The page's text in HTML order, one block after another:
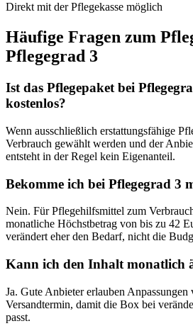
Direkt mit der Pflegekasse möglich
Häufige Fragen zum
Pflegegrad 3
Ist das Pflegepaket bei
kostenlos?
Wenn ausschließlich erstattungsfähige
Verbrauch gewählt werden und der
entsteht in der Regel kein Eigenanteil.
Bekomme ich bei Pflegegrad 3
Nein. Für Pflegehilfsmittel zum
monatliche Höchstbetrag von bis zu 42
verändert eher den Bedarf, nicht die
Kann ich den Inhalt monatlich
Ja. Gute Anbieter erlauben Anpassungen
Versandtermin, damit die Box bei
passt.